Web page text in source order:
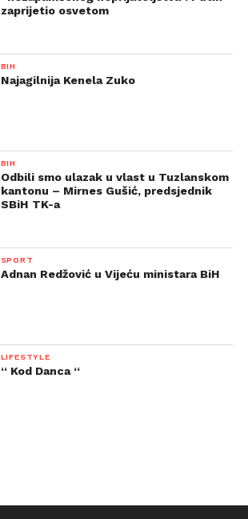
zaprijetio osvetom
BIH
Najagilnija Kenela Zuko
BIH
Odbili smo ulazak u vlast u Tuzlanskom
kantonu – Mirnes Gušić, predsjednik
SBiH TK-a
SPORT
Adnan Redžović u Vijeću ministara BiH
LIFESTYLE
“ Kod Danca “